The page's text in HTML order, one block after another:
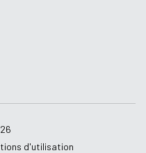
d'utilisation